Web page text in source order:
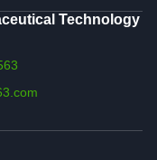
Technology